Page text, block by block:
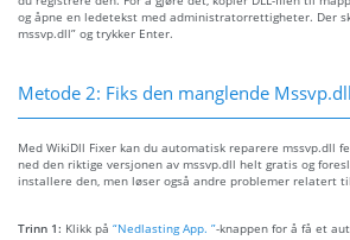
og åpne en ledetekst med administratorrettigheter. Der
mssvp.dll” og trykker Enter.
Metode 2: Fiks den manglende
Med WikiDll Fixer kan du automatisk reparere mssvp.dll
ned den riktige versjonen av mssvp.dll helt gratis og
installere den, men løser også andre problemer relatert
Trinn 1: Klikk på “Nedlasting App. ”-knappen for å få et